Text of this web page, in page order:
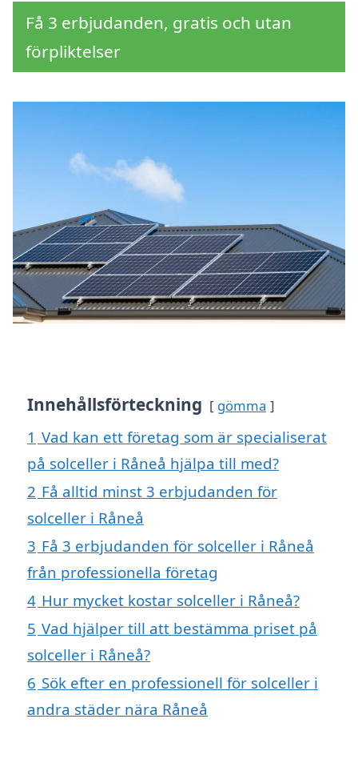
Få 3 erbjudanden, gratis och utan
förpliktelser
Innehållsförteckning gömma
1 Vad kan ett företag som är specialiserat
på solceller i Råneå hjälpa till med?
2 Få alltid minst 3 erbjudanden för
solceller i Råneå
3 Få 3 erbjudanden för solceller i Råneå
från professionella företag
4 Hur mycket kostar solceller i Råneå?
5 Vad hjälper till att bestämma priset på
solceller i Råneå?
6 Sök efter en professionell för solceller i
andra städer nära Råneå